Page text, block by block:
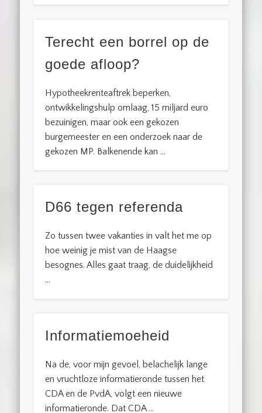
Terecht een borrel op de
goede afloop?
Hypotheekrenteaftrek beperken,
ontwikkelingshulp omlaag, 15 miljard euro
bezuinigen, maar ook een gekozen
burgemeester en een onderzoek naar de
gekozen MP. Balkenende kan …
D66 tegen referenda
Zo tussen twee vakanties in valt het me op
hoe weinig je mist van de Haagse
besognes. Alles gaat traag, de duidelijkheid
…
Informatiemoeheid
Na de, voor mijn gevoel, belachelijk lange
en vruchtloze informatieronde tussen het
CDA en de PvdA, volgt een nieuwe
informatieronde. Dat CDA …